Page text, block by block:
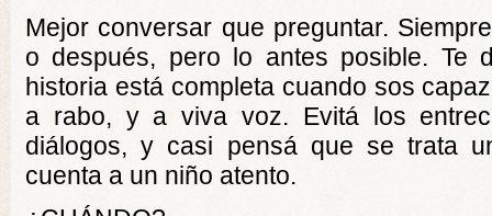
Mejor conversar que preguntar.
o después, pero lo antes posible. Te
historia está completa cuando sos
a rabo, y a viva voz. Evitá los
diálogos, y casi pensá que se trata
cuenta a un niño atento.